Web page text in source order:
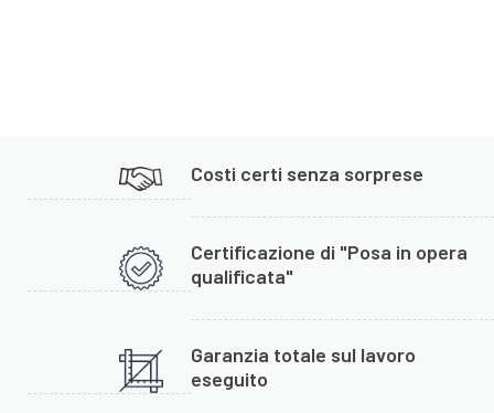
Costi certi senza sorprese
Certificazione di "Posa in opera
qualificata"
Garanzia totale sul lavoro
eseguito